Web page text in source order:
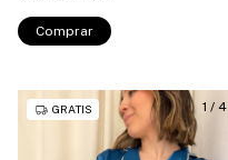
Comprar
1 / 4
GRATIS